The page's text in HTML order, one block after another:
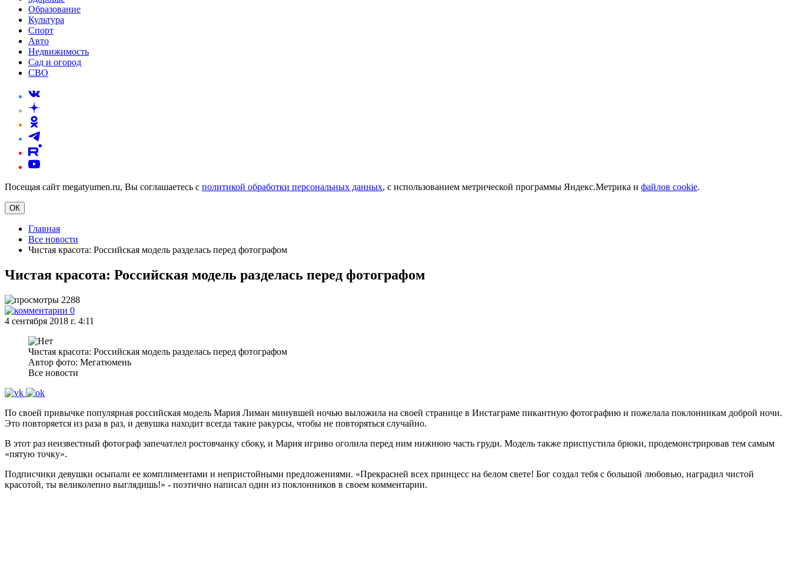
Образование
Культура
Спорт
Авто
Недвижимость
Сад и огород
СВО
Посещая сайт megatyumen.ru, Вы соглашаетесь с политикой обработки персональных данных, с использованием метрической программы Яндекс.Метрика и файлов cookie.
ОК
Главная
Все новости
Чистая красота: Российская модель разделась перед фотографом
Чистая красота: Российская модель разделась перед фотографом
2288
0
4 сентября 2018 г. 4:11
Чистая красота: Российская модель разделась перед фотографом
Автор фото: Мегатюмень
Все новости
По своей привычке популярная российская модель Мария Лиман минувшей ночью выложила на своей странице в Инстаграме пикантную фотографию и пожелала поклонникам доброй ночи.
Это повторяется из раза в раз, и девушка находит всегда такие ракурсы, чтобы не повторяться случайно.
В этот раз неизвестный фотограф запечатлел ростовчанку сбоку, и Мария игриво оголила перед ним нижнюю часть груди. Модель также приспустила брюки, продемонстрировав тем самым
«пятую точку».
Подписчики девушки осыпали ее комплиментами и непристойными предложениями. «Прекрасней всех принцесс на белом свете! Бог создал тебя с большой любовью, наградил чистой
красотой, ты великолепно выглядишь!» - поэтично написал один из поклонников в своем комментарии.